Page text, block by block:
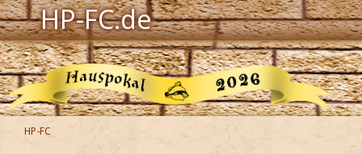
HP-FC.de
Navigation
Harry Potter
Der HP-FC
HP-FC